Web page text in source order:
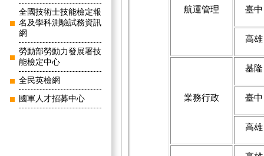
全國技術士技能檢定報
名及學科測驗試務資訊
網
勞動部勞動力發展署技
能檢定中心
全民英檢網
國軍人才招募中心
航運管理 臺中
高雄
業務行政
基隆
臺中
高雄